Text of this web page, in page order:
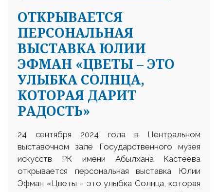
OТКРЫВАЕТСЯ
ПЕРСОНАЛЬНАЯ
ВЫСТАВКА ЮЛИИ
ЭФМАН «ЦВЕТЫ – ЭТО
УЛЫБКА СОЛНЦА,
КОТОРАЯ ДАРИТ
РАДОСТЬ»
24 сентября 2024 года в Центральном
выставочном зале Государственного музея
искусств РК имени Абылхана Кастеева
открывается персональная выставка Юлии
Эфман «Цветы – это улыбка Солнца, которая